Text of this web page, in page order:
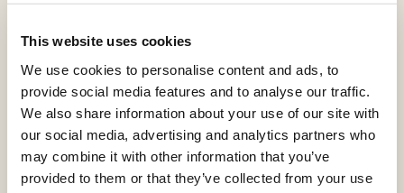
This website uses cookies
We use cookies to personalise content and ads, to
provide social media features and to analyse our traffic.
We also share information about your use of our site with
our social media, advertising and analytics partners who
may combine it with other information that you’ve
provided to them or that they’ve collected from your use
aos meus colegas. "
Terry Yang
City University of Hong Kong